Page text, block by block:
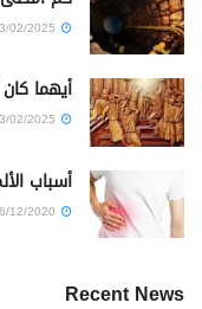
أيهما
أسباب
Recent News